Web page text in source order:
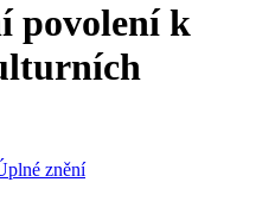
povolení k
znění